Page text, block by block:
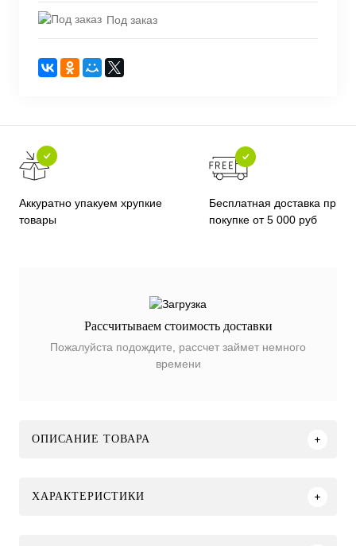
Под заказ
Аккуратно упакуем хрупкие
товары
Бесплатная доставка при
покупке от 5 000 руб
Рассчитываем стоимость доставки
Пожалуйста подождите, рассчет займет немного
времени
ОПИСАНИЕ ТОВАРА
ХАРАКТЕРИСТИКИ